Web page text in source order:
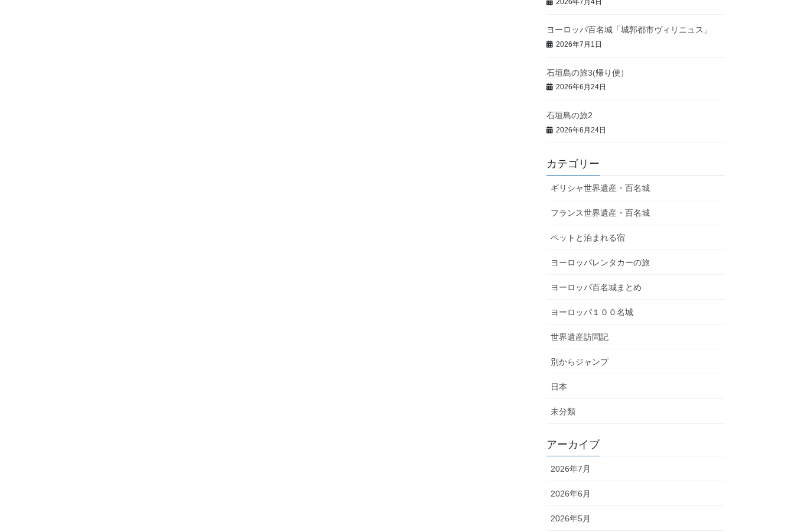
ヨーロッパ百名城「城郭都市ヴィリニュス」
2026年7月1日
石垣島の旅3(帰り便）
2026年6月24日
石垣島の旅2
2026年6月24日
カテゴリー
ギリシャ世界遺産・百名城
フランス世界遺産・百名城
ペットと泊まれる宿
ヨーロッパレンタカーの旅
ヨーロッパ百名城まとめ
ヨーロッパ１００名城
世界遺産訪問記
別からジャンプ
日本
未分類
アーカイブ
2026年7月
2026年6月
2026年5月